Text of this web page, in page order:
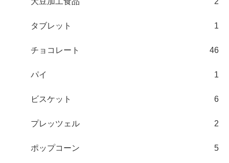
タブレット 1
チョコレート 46
パイ 1
ビスケット 6
プレッツェル 2
ポップコーン 5